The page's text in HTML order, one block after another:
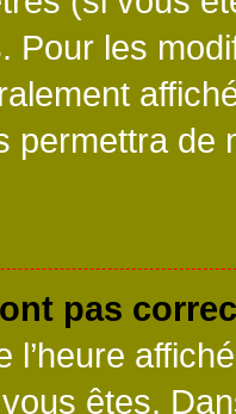
Pour les
permettra de
pas
l’heure
êtes.